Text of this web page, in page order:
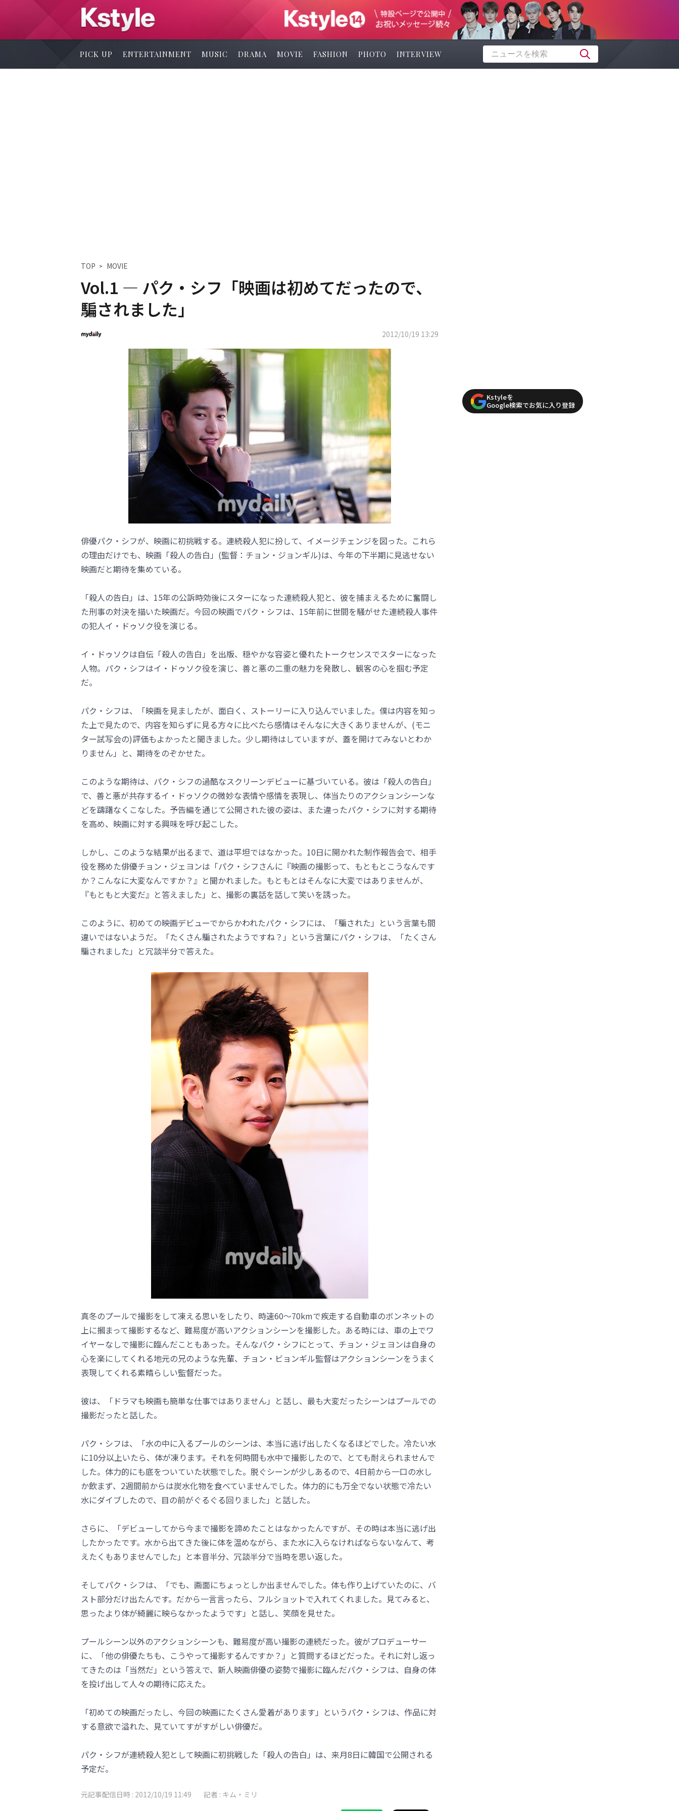
PICK UP ENTERTAINMENT MUSIC DRAMA MOVIE FASHION PHOTO INTERVIEW
TOP MOVIE
Vol.1 ― パク・シフ「映画は初めてだったので、
騙されました」
2012/10/19 13:29
俳優パク・シフが、映画に初挑戦する。連続殺人犯に扮して、イメージチェンジを図った。これら
の理由だけでも、映画「殺人の告白」(監督：チョン・ジョンギル)は、今年の下半期に見逃せない
映画だと期待を集めている。
「殺人の告白」は、15年の公訴時効後にスターになった連続殺人犯と、彼を捕まえるために奮闘し
た刑事の対決を描いた映画だ。今回の映画でパク・シフは、15年前に世間を騒がせた連続殺人事件
の犯人イ・ドゥソク役を演じる。
イ・ドゥソクは自伝「殺人の告白」を出版、穏やかな容姿と優れたトークセンスでスターになった
人物。パク・シフはイ・ドゥソク役を演じ、善と悪の二重の魅力を発散し、観客の心を掴む予定
だ。
パク・シフは、「映画を見ましたが、面白く、ストーリーに入り込んでいました。僕は内容を知っ
た上で見たので、内容を知らずに見る方々に比べたら感情はそんなに大きくありませんが、(モニ
ター試写会の)評価もよかったと聞きました。少し期待はしていますが、蓋を開けてみないとわか
りません」と、期待をのぞかせた。
このような期待は、パク・シフの過酷なスクリーンデビューに基づいている。彼は「殺人の告白」
で、善と悪が共存するイ・ドゥソクの微妙な表情や感情を表現し、体当たりのアクションシーンな
どを躊躇なくこなした。予告編を通じて公開された彼の姿は、また違ったパク・シフに対する期待
を高め、映画に対する興味を呼び起こした。
しかし、このような結果が出るまで、道は平坦ではなかった。10日に開かれた制作報告会で、相手
役を務めた俳優チョン・ジェヨンは「パク・シフさんに『映画の撮影って、もともとこうなんです
か？こんなに大変なんですか？』と聞かれました。もともとはそんなに大変ではありませんが、
『もともと大変だ』と答えました」と、撮影の裏話を話して笑いを誘った。
このように、初めての映画デビューでからかわれたパク・シフには、「騙された」という言葉も間
違いではないようだ。「たくさん騙されたようですね？」という言葉にパク・シフは、「たくさん
騙されました」と冗談半分で答えた。
真冬のプールで撮影をして凍える思いをしたり、時速60～70kmで疾走する自動車のボンネットの
上に摑まって撮影するなど、難易度が高いアクションシーンを撮影した。ある時には、車の上でワ
イヤーなしで撮影に臨んだこともあった。そんなパク・シフにとって、チョン・ジェヨンは自身の
心を楽にしてくれる地元の兄のような先輩、チョン・ビョンギル監督はアクションシーンをうまく
表現してくれる素晴らしい監督だった。
彼は、「ドラマも映画も簡単な仕事ではありません」と話し、最も大変だったシーンはプールでの
撮影だったと話した。
パク・シフは、「水の中に入るプールのシーンは、本当に逃げ出したくなるほどでした。冷たい水
に10分以上いたら、体が凍ります。それを何時間も水中で撮影したので、とても耐えられませんで
した。体力的にも底をついていた状態でした。脱ぐシーンが少しあるので、4日前から一口の水し
か飲まず、2週間前からは炭水化物を食べていませんでした。体力的にも万全でない状態で冷たい
水にダイブしたので、目の前がぐるぐる回りました」と話した。
さらに、「デビューしてから今まで撮影を諦めたことはなかったんですが、その時は本当に逃げ出
したかったです。水から出てきた後に体を温めながら、また水に入らなければならないなんて、考
えたくもありませんでした」と本音半分、冗談半分で当時を思い返した。
そしてパク・シフは、「でも、画面にちょっとしか出ませんでした。体も作り上げていたのに、バ
スト部分だけ出たんです。だから一言言ったら、フルショットで入れてくれました。見てみると、
思ったより体が綺麗に映らなかったようです」と話し、笑顔を見せた。
プールシーン以外のアクションシーンも、難易度が高い撮影の連続だった。彼がプロデューサー
に、「他の俳優たちも、こうやって撮影するんですか？」と質問するほどだった。それに対し返っ
てきたのは「当然だ」という答えで、新人映画俳優の姿勢で撮影に臨んだパク・シフは、自身の体
を投げ出して人々の期待に応えた。
「初めての映画だったし、今回の映画にたくさん愛着があります」というパク・シフは、作品に対
する意欲で溢れた、見ていてすがすがしい俳優だ。
パク・シフが連続殺人犯として映画に初挑戦した「殺人の告白」は、来月8日に韓国で公開される
予定だ。
元記事配信日時 : 2012/10/19 11:49 記者 : キム・ミリ
Kstyleを
Google検索でお気に入り登録